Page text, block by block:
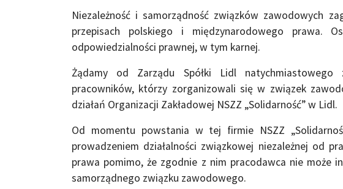
Niezależność i samorządność związków zawodowych
przepisach polskiego i międzynarodowego prawa.
odpowiedzialności prawnej, w tym karnej.
Żądamy od Zarządu Spółki Lidl natychmiastowego
pracowników, którzy zorganizowali się w związek
działań Organizacji Zakładowej NSZZ „Solidarność” w Lidl.
Od momentu powstania w tej firmie NSZZ
prowadzeniem działalności związkowej niezależnej od
prawa pomimo, że zgodnie z nim pracodawca nie może
samorządnego związku zawodowego.